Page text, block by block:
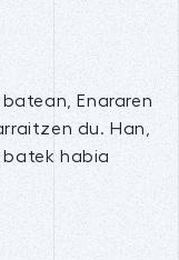
Enararen
du. Han,
batek habia